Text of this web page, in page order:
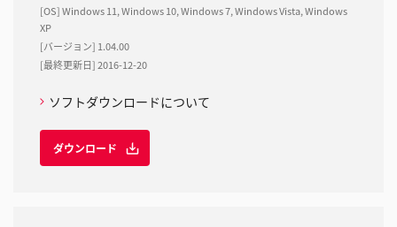
[OS] Windows 11, Windows 10, Windows 7, Windows Vista, Windows
XP
[バージョン] 1.04.00
[最終更新日] 2016-12-20
ソフトダウンロードについて
ダウンロード